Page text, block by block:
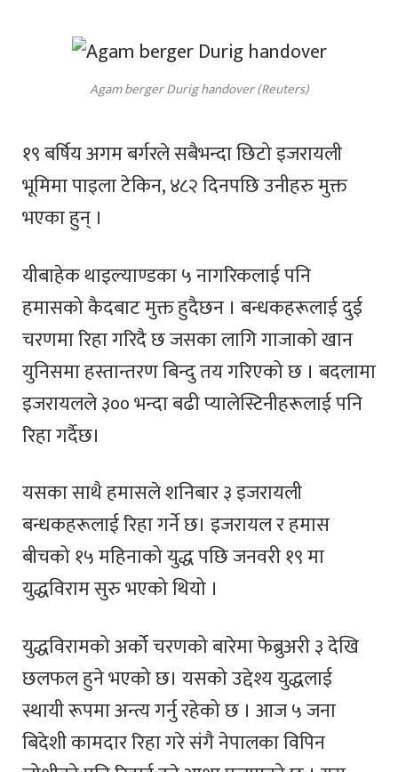
Agam berger Durig handover (Reuters)
१९ बर्षिय अगम बर्गरले सबैभन्दा छिटो इजरायली
भूमिमा पाइला टेकिन, ४८२ दिनपछि उनीहरु मुक्त
भएका हुन् ।
यीबाहेक थाइल्याण्डका ५ नागरिकलाई पनि
हमासको कैदबाट मुक्त हुदैछन । बन्धकहरूलाई दुई
चरणमा रिहा गरिदै छ जसका लागि गाजाको खान
युनिसमा हस्तान्तरण बिन्दु तय गरिएको छ । बदलामा
इजरायलले ३०० भन्दा बढी प्यालेस्टिनीहरूलाई पनि
रिहा गर्दैछ।
यसका साथै हमासले शनिबार ३ इजरायली
बन्धकहरूलाई रिहा गर्ने छ। इजरायल र हमास
बीचको १५ महिनाको युद्ध पछि जनवरी १९ मा
युद्धविराम सुरु भएको थियो ।
युद्धविरामको अर्को चरणको बारेमा फेब्रुअरी ३ देखि
छलफल हुने भएको छ। यसको उद्देश्य युद्धलाई
स्थायी रूपमा अन्त्य गर्नु रहेको छ । आज ५ जना
बिदेशी कामदार रिहा गरे संगै नेपालका विपिन